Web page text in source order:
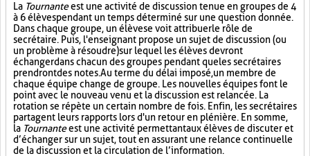
La Tournanteest une activité de discussion tenue en groupes de 4
à 6 élèves pendant un temps déterminé sur une question donnée.
Dans chaque groupe, un élève se voit attribuer le rôle de
secrétaire. Puis, l'enseignant propose un sujet de discussion (ou
un problème à résoudre) sur lequel les élèves devront
échanger dans chacun des groupes pendant que les secrétaires
prendront des notes. Au terme du délai imposé, un membre de
chaque équipe change de groupe. Les nouvelles équipes font le
point avec le nouveau venu et la discussion est relancée. La
rotation se répète un certain nombre de fois. Enfin, les secrétaires
partagent leurs rapports lors d'un retour en plénière. En somme,
la Tournanteest une activité permettant aux élèves de discuter et
d’échanger sur un sujet, tout en assurant une relance continuelle
de la discussion et la circulation de l’information.